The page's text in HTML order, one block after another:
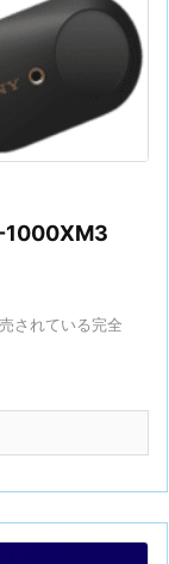
1000XM3
されている完全